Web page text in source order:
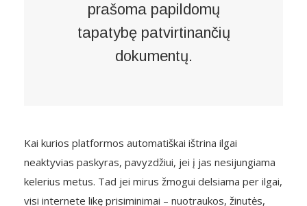
prašoma papildomų
tapatybę patvirtinančių
dokumentų.
Kai kurios platformos automatiškai ištrina ilgai
neaktyvias paskyras, pavyzdžiui, jei į jas nesijungiama
kelerius metus. Tad jei mirus žmogui delsiama per ilgai,
visi internete likę prisiminimai – nuotraukos, žinutės,